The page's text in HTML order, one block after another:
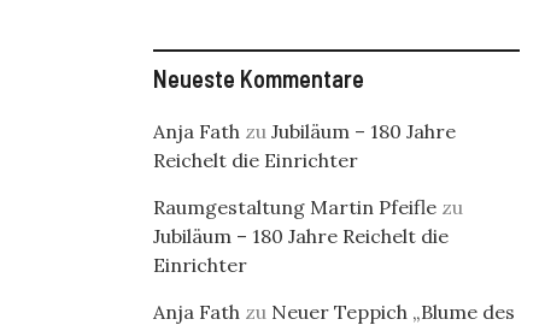
Neueste Kommentare
Anja Fath zu Jubiläum – 180 Jahre
Reichelt die Einrichter
Raumgestaltung Martin Pfeifle zu
Jubiläum – 180 Jahre Reichelt die
Einrichter
Anja Fath zu Neuer Teppich „Blume des